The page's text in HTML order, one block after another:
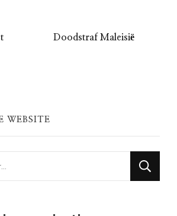
Doodstraf Maleisië
WEBSITE